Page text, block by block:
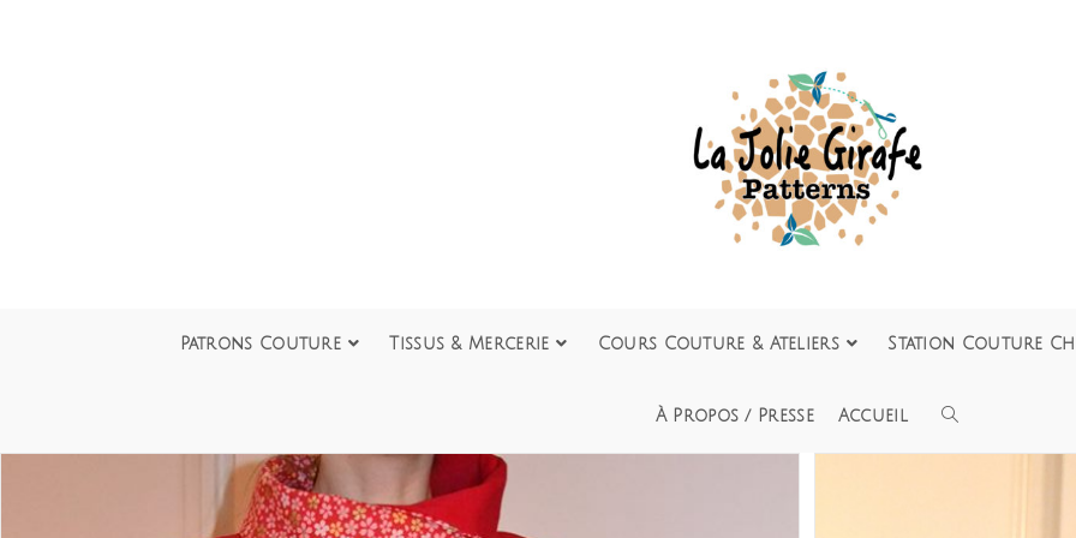
Patrons Couture Tissus & Mercerie Cours Couture & Ateliers Station Couture
À Propos / Presse Accueil